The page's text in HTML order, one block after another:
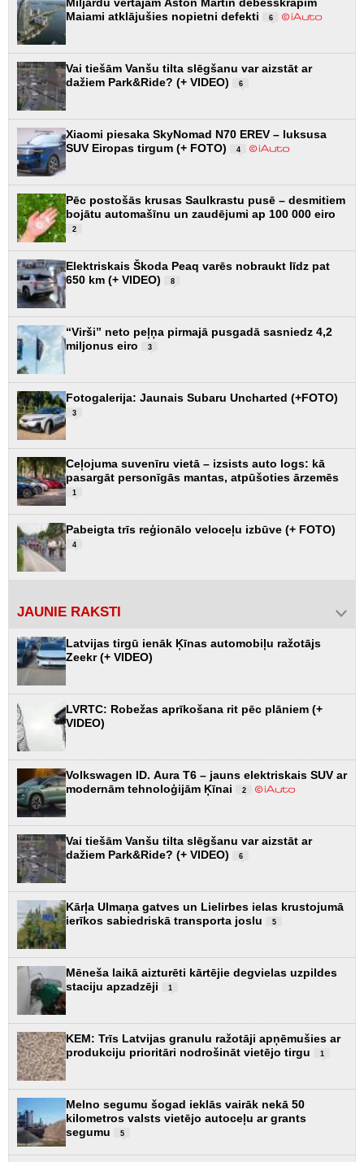
Maiami atklājušies nopietni defekti
6
Vai tiešām Vanšu tilta slēgšanu var aizstāt ar
dažiem Park&Ride? (+ VIDEO)
6
Xiaomi piesaka SkyNomad N70 EREV – luksusa
SUV Eiropas tirgum (+ FOTO)
4
Pēc postošās krusas Saulkrastu pusē – desmitiem
bojātu automašīnu un zaudējumi ap 100 000 eiro
2
Elektriskais Škoda Peaq varēs nobraukt līdz pat
650 km (+ VIDEO)
8
“Virši” neto peļņa pirmajā pusgadā sasniedz 4,2
miljonus eiro
3
Fotogalerija: Jaunais Subaru Uncharted (+FOTO)
3
Ceļojuma suvenīru vietā – izsists auto logs: kā
pasargāt personīgās mantas, atpūšoties ārzemēs
1
Pabeigta trīs reģionālo veloceļu izbūve (+ FOTO)
4
JAUNIE RAKSTI
Latvijas tirgū ienāk Ķīnas automobiļu ražotājs
Zeekr (+ VIDEO)
LVRTC: Robežas aprīkošana rit pēc plāniem (+
VIDEO)
Volkswagen ID. Aura T6 – jauns elektriskais SUV ar
modernām tehnoloģijām Ķīnai
2
Vai tiešām Vanšu tilta slēgšanu var aizstāt ar
dažiem Park&Ride? (+ VIDEO)
6
Kārļa Ulmaņa gatves un Lielirbes ielas krustojumā
ierīkos sabiedriskā transporta joslu
5
Mēneša laikā aizturēti kārtējie degvielas uzpildes
staciju apzadzēji
1
KEM: Trīs Latvijas granulu ražotāji apņēmušies ar
produkciju prioritāri nodrošināt vietējo tirgu
1
Melno segumu šogad ieklās vairāk nekā 50
kilometros valsts vietējo autoceļu ar grants
segumu
5